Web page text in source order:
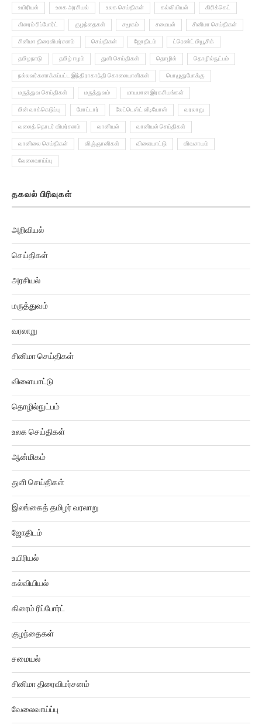
கிரைம் ரிப்போர்ட் குழந்தைகள் சமூகம் சமையல் சினிமா செய்திகள்
சினிமா திரைவிமர்சனம் செய்திகள் ஜோதிடம் ட்ரெண்ட் மியூசிக்
தமிழநாடு தமிழ் ஈழம் துளி செய்திகள் தொழில் தொழில்நுட்பம்
நல்லவர்களாக்கப்பட்ட இந்திராகாந்தி கொலையாளிகள் பொழுதுபோக்கு
மருத்துவ செய்திகள் மருத்துவம் மாயமான இரகசியங்கள்
மின் வாக்கெடுப்பு மோட்டார் லேட்டெஸ்ட் வீடியோஸ் வரலாறு
வலைத் தொடர் விமர்சனம் வானியல் வானியல் செய்திகள்
வானிலை செய்திகள் விஞ்ஞானிகள் விளையாட்டு விவசாயம்
வேலைவாய்ப்பு
செய்திகள்
அரசியல்
மருத்துவம்
வரலாறு
சினிமா செய்திகள்
விளையாட்டு
தொழில்நுட்பம்
உலக செய்திகள்
ஆன்மிகம்
துளி செய்திகள்
இலங்கைத் தமிழர் வரலாறு
ஜோதிடம்
உயிரியல்
கல்வியியல்
கிரைம் ரிப்போர்ட்
குழந்தைகள்
சமையல்
சினிமா திரைவிமர்சனம்
வேலைவாய்ப்பு
வீடியோஸ்